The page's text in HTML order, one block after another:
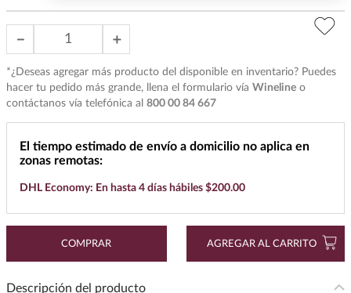
＋
－
*¿Deseas agregar más producto del disponible en inventario? Puedes
hacer tu pedido más grande, llena el formulario vía Wineline o
contáctanos vía telefónica al 800 00 84 667
El tiempo estimado de envío a domicilio no aplica en
zonas remotas:
DHL Economy: En hasta 4 días hábiles $200.00
COMPRAR AGREGAR AL CARRITO
Descripción del producto
tequilas
5.
mezcal
7.
maestro dobel
8.
buchanans
don julio
10. black label